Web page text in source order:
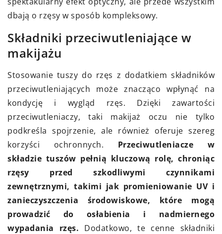
dbają o rzęsy w sposób kompleksowy.
Składniki przeciwutleniające w
makijażu
Stosowanie tuszy do rzęs z dodatkiem składników
przeciwutleniających może znacząco wpłynąć na
kondycję i wygląd rzęs. Dzięki zawartości
przeciwutleniaczy, taki makijaż oczu nie tylko
podkreśla spojrzenie, ale również oferuje szereg
korzyści ochronnych. Przeciwutleniacze w
składzie tuszów pełnią kluczową rolę, chroniąc
rzęsy przed szkodliwymi czynnikami
zewnętrznymi, takimi jak promieniowanie UV i
zanieczyszczenia środowiskowe, które mogą
prowadzić do osłabienia i nadmiernego
wypadania rzęs. Dodatkowo, te cenne składniki